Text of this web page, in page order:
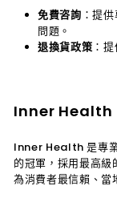
免費咨詢 ：提
問題。
退換貨政策 ：
Inner Health
Inner Health 是專
的冠軍，採用最高
為消費者最信賴、當